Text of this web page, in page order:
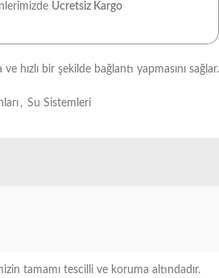
Ücretsiz Kargo
hızlı bir şekilde bağlantı yapmasını sağlar.
, Su Sistemleri
tamamı tescilli ve koruma altındadır.